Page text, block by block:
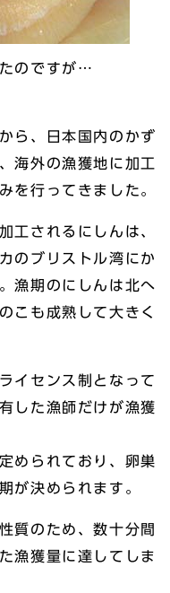
のですが…
ら、日本国内のかず
海外の漁獲地に加工
を行ってきました。
工されるにしんは、
のブリストル湾にか
漁期のにしんは北へ
こも成熟して大きく
イセンス制となって
した漁師だけが漁獲
められており、卵巣
が決められます。
質のため、数十分間
漁獲量に達してしま